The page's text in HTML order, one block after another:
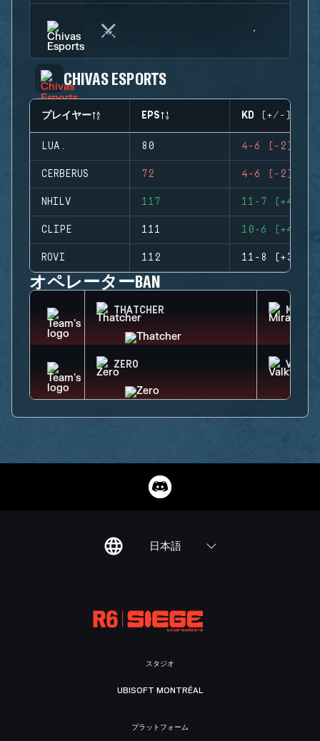
CHIVAS ESPORTS
プレイヤー EPS KD (+/-)
LUA. 80 4-6 (-2)
CERBERUS 72 4-6 (-2)
NHILV 117 11-7 (+4)
CLIPE 111 10-6 (+4)
ROVI 112 11-8 (+3)
オペレーターBAN
THATCHER MIRA
ZERO
日本語
スタジオ
UBISOFT MONTRÉAL
プラットフォーム